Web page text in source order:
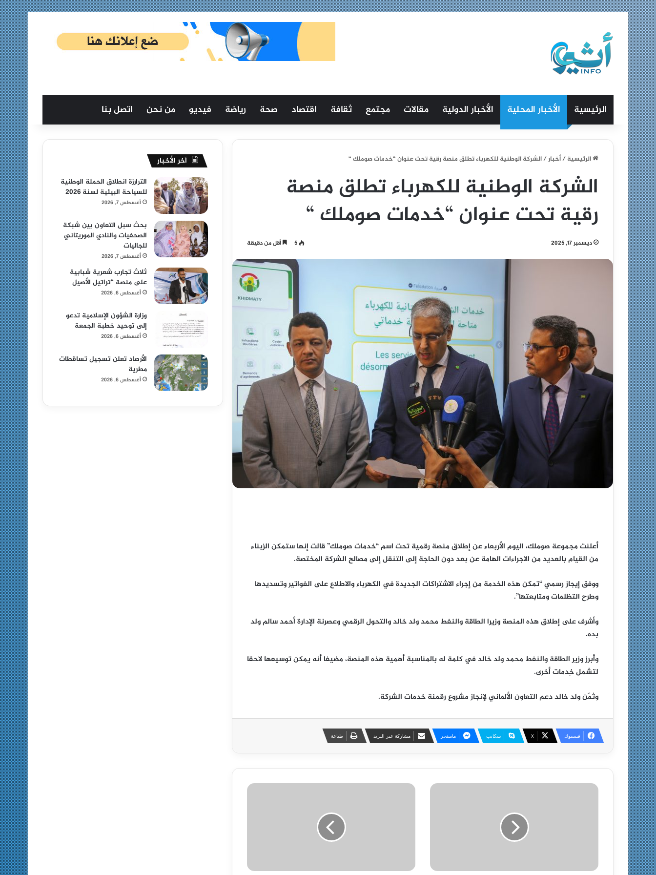
الرئيسية الأخبار المحلية الأخبار الدولية مقالات مجتمع ثقافة اقتصاد صحة رياضة فيديو من نحن اتصل بنا
الرئيسية/أخبار/الشركة الوطنية للكهرباء تطلق منصة رقية تحت عنوان “خدمات صوملك “
الشركة الوطنية للكهرباء تطلق منصة
رقية تحت عنوان “خدمات صوملك “
ديسمبر 17, 2025 5 أقل من دقيقة
أعلنت مجموعة صوملك، اليوم الأربعاء عن إطلاق منصة رقمية تحت اسم “خدمات صوملك” قالت إنها ستمكن الزبناء
من القيام بالعديد من الاجراءات الهامة عن بعد دون الحاجة إلى التنقل إلى مصالح الشركة المختصة.
ووفق إيجاز رسمي “تمكن هذه الخدمة من إجراء الاشتراكات الجديدة في الكهرباء والاطلاع على الفواتير وتسديدها
وطرح التظلمات ومتابعتها”.
وأشرف على إطلاق هذه المنصة وزيرا الطاقة والنفط محمد ولد خالد والتحول الرقمي وعصرنة الإدارة أحمد سالم ولد
بده.
وأبرز وزير الطاقة والنفط محمد ولد خالد في كلمة له بالمناسبة أهمية هذه المنصة، مضيفا أنه يمكن توسيعها لاحقا
لتشمل خِدمات أخرى.
وثمّن ولد خالد دعم التعاون الألماني لإنجاز مشروع رقمنة خدمات الشركة.
فيسبوك X سكايب ماسنجر مشاركة عبر البريد طباعة
آخر الأخبار
الترارزة انطلاق الحملة الوطنية
للسياحة البيئية لسنة 2026
أغسطس 7, 2026
بحث سبل التعاون بين شبكة
الصحفيات والنادي الموريتاني
للجاليات
أغسطس 7, 2026
ثلاث تجارب شعرية شبابية
على منصة “تراتيل الأصيل
أغسطس 6, 2026
وزارة الشؤون الإسلامية تدعو
إلى توحيد خطبة الجمعة
أغسطس 6, 2026
الأرصاد تعلن تسجيل تساقطات
مطرية
أغسطس 6, 2026